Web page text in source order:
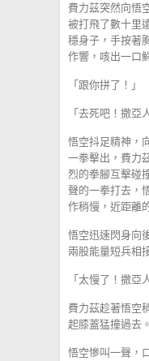
費力茲突然向悟
被打飛了數十里
穩身子，手按著
作響，咳出一口
「跟你拼了！」
「去死吧！撒亞
悟空抖足精神，
一拳擊出，費力
烈的拳腳互擊碰
聲的一拳打去，
作稍慢，近距離
悟空迅速閃身向
兩股能量短兵相
「太慢了！撒亞
費力茲趁著悟空
起膝蓋猛撞過去。
悟空慘叫一聲，